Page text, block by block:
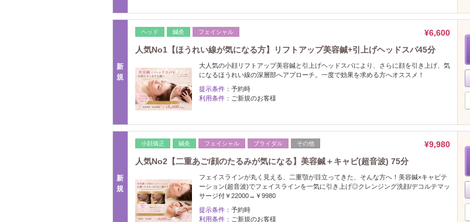
新
規
ヘッド 鍼灸 フェイシャル
¥6,600
人気No1【ほうれい線が気になる方】リフトアップ美容鍼+引上げヘッドスパ45分
大人気の小顔リフトアップ美容鍼と引上げヘッドスパにより、さらに顔を引き上げ、気
になるほうれい線の深層部へアプローチ。一度で効果を求める方へオススメ！
提示条件： 予約時
利用条件： ご新規のお客様
新
規
小顔矯正 鍼灸 フェイシャル ブライダル その他
¥9,980
人気No2【二重あご/顔のたるみが気になる】美容鍼＋キャビ(超音波) 75分
フェイスラインが丸く見える、二重顎が目立ってきた、そんな方へ！美容鍼×キャビテ
ーション(超音波)でフェイスラインを一気に引き上げ◎クレンジング洗顔/デコルテマッ
サージ付￥22000→￥9980
提示条件： 予約時
利用条件： ご新規のお客様